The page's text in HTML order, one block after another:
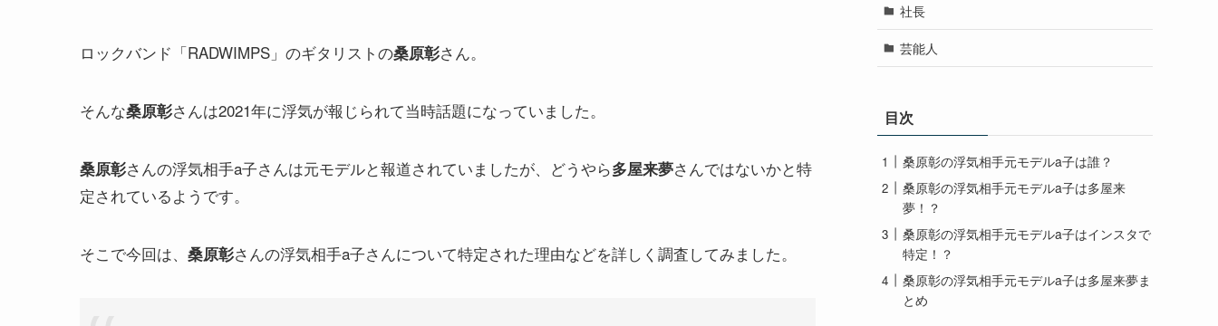
ロックバンド「RADWIMPS」のギタリストの桑原彰さん。
そんな桑原彰さんは2021年に浮気が報じられて当時話題になっていました。
桑原彰さんの浮気相手a子さんは元モデルと報道されていましたが、どうやら多屋来夢さんではないかと特
定されているようです。
そこで今回は、 桑原彰さんの浮気相手a子さんについて特定された理由などを詳しく調査してみました。
社長
芸能人
目次
桑原彰の浮気相手元モデルa子は誰？
桑原彰の浮気相手元モデルa子は多屋来
夢！？
桑原彰の浮気相手元モデルa子はインスタで
特定！？
桑原彰の浮気相手元モデルa子は多屋来夢ま
とめ